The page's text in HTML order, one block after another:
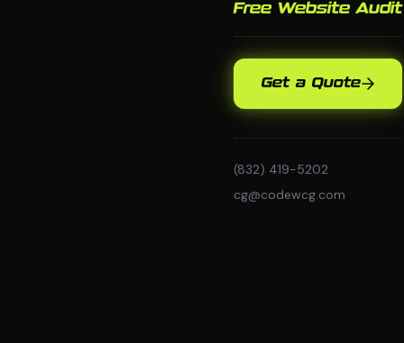
Free Website Audit
Get a Quote
(832) 419-5202
cg@codewcg.com